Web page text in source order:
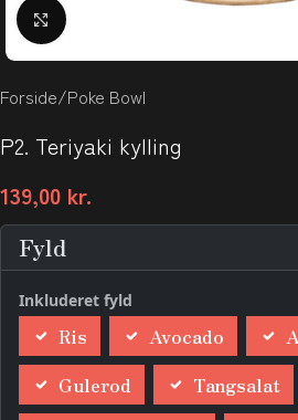
Klik for at forstørre
Forside/Poke Bowl
P2. Teriyaki kylling
139,00 kr.